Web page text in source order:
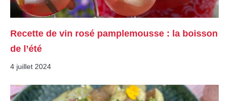
Recette de vin rosé pamplemousse : la boisson
de l’été
4 juillet 2024